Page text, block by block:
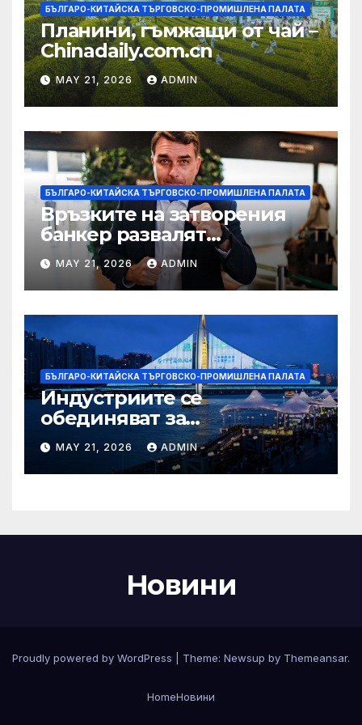
БЪЛГАРО-КИТАЙСКА ТЪРГОВСКО-ПРОМИШЛЕНА ПАЛАТА
Планини, гъмжащи от чай –
Chinadaily.com.cn
MAY 21, 2026 ADMIN
БЪЛГАРО-КИТАЙСКА ТЪРГОВСКО-ПРОМИШЛЕНА ПАЛАТА
Връзките на затворения
банкер развалят
надеждите на Флавио
Болсонаро за президент на
Бразилия
MAY 21, 2026 ADMIN
БЪЛГАРО-КИТАЙСКА ТЪРГОВСКО-ПРОМИШЛЕНА ПАЛАТА
Индустриите се
обединяват за
висококачествен растеж на
културния и
туристическия сектор
MAY 21, 2026 ADMIN
Новини
Proudly powered by WordPress Theme: Newsup by Themeansar.
HomeНовини